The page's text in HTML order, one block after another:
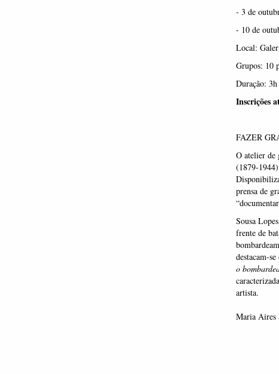
- 3 de
- 10 de
Local:
Grupos: 10
Duração: 3h
Inscrições
FAZER
O atelier de
(1879-
prensa de
Sousa Lopes
frente de
destacam-se
o
artista.
Maria Aires